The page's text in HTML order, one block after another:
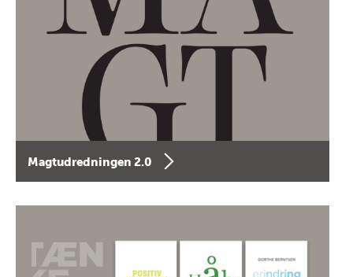
Magtudredningen 2.0